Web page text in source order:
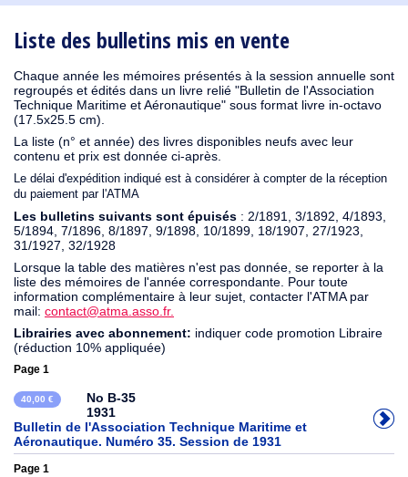
Liste des bulletins mis en vente
Chaque année les mémoires présentés à la session annuelle sont
regroupés et édités dans un livre relié "Bulletin de l'Association
Technique Maritime et Aéronautique" sous format livre in-octavo
(17.5x25.5 cm).
La liste (n° et année) des livres disponibles neufs avec leur
contenu et prix est donnée ci-après.
Le délai d'expédition indiqué est à considérer à compter de la réception
du paiement par l'ATMA
Les bulletins suivants sont épuisés : 2/1891, 3/1892, 4/1893,
5/1894, 7/1896, 8/1897, 9/1898, 10/1899, 18/1907, 27/1923,
31/1927, 32/1928
Lorsque la table des matières n'est pas donnée, se reporter à la
liste des mémoires de l'année correspondante. Pour toute
information complémentaire à leur sujet, contacter l'ATMA par
mail: contact@atma.asso.fr.
Librairies avec abonnement: indiquer code promotion Libraire
(réduction 10% appliquée)
Page 1
40,00 €
No B-35
1931
Bulletin de l'Association Technique Maritime et
Aéronautique. Numéro 35. Session de 1931
Page 1
1930 1929 1926 1925 1924 1915 1914 1913 1912 1911
1910